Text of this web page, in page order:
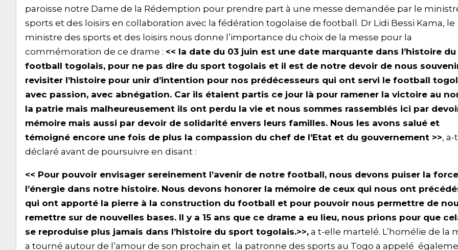
paroisse notre Dame de la Rédemption pour prendre part à une messe demandée par le
sports et des loisirs en collaboration avec la fédération togolaise de football. Dr Lidi Bessi Kama, le
ministre des sports et des loisirs nous donne l’importance du choix de la messe pour la
commémoration de ce drame : << la date du 03 juin est une date marquante dans l’histoire du
football togolais, pour ne pas dire du sport togolais et il est de notre devoir de nous
revisiter l’histoire pour unir d’intention pour nos prédécesseurs qui ont servi le football
avec passion, avec abnégation. Car ils étaient partis ce jour là pour ramener la victoire au
la patrie mais malheureusement ils ont perdu la vie et nous sommes rassemblés ici par
mémoire mais aussi par devoir de solidarité envers leurs familles. Nous les avons salué et
témoigné encore une fois de plus la compassion du chef de l’Etat et du gouvernement >>,
déclaré avant de poursuivre en disant :
<< Pour pouvoir envisager sereinement l’avenir de notre football, nous devons puiser la
l’énergie dans notre histoire. Nous devons honorer la mémoire de ceux qui nous ont
qui ont apporté la pierre à la construction du football et pour pouvoir nous permettre de
remettre sur de nouvelles bases. Il y a 15 ans que ce drame a eu lieu, nous prions pour que
se reproduise plus jamais dans l’histoire du sport togolais.>>, a t-elle martelé. L’homélie de la
a tourné autour de l’amour de son prochain et la patronne des sports au Togo a appelé